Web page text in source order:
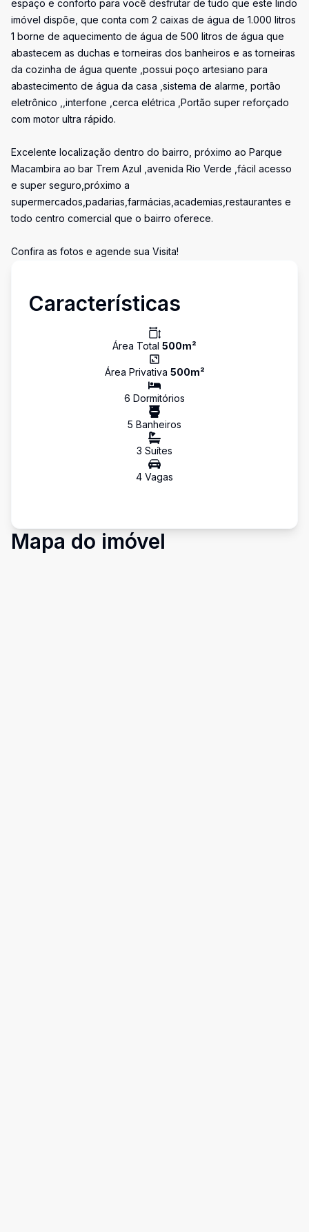
espaço e conforto para você desfrutar de tudo que este lindo
imóvel dispõe, que conta com 2 caixas de água de 1.000 litros
1 borne de aquecimento de água de 500 litros de água que
abastecem as duchas e torneiras dos banheiros e as torneiras
da cozinha de água quente ,possui poço artesiano para
abastecimento de água da casa ,sistema de alarme, portão
eletrônico ,,interfone ,cerca elétrica ,Portão super reforçado
com motor ultra rápido.
Excelente localização dentro do bairro, próximo ao Parque
Macambira ao bar Trem Azul ,avenida Rio Verde ,fácil acesso
e super seguro,próximo a
supermercados,padarias,farmácias,academias,restaurantes e
todo centro comercial que o bairro oferece.
Confira as fotos e agende sua Visita!
Características
Área Total 500m²
Área Privativa 500m²
6 Dormitórios
5 Banheiros
3 Suítes
4 Vagas
Mapa do imóvel